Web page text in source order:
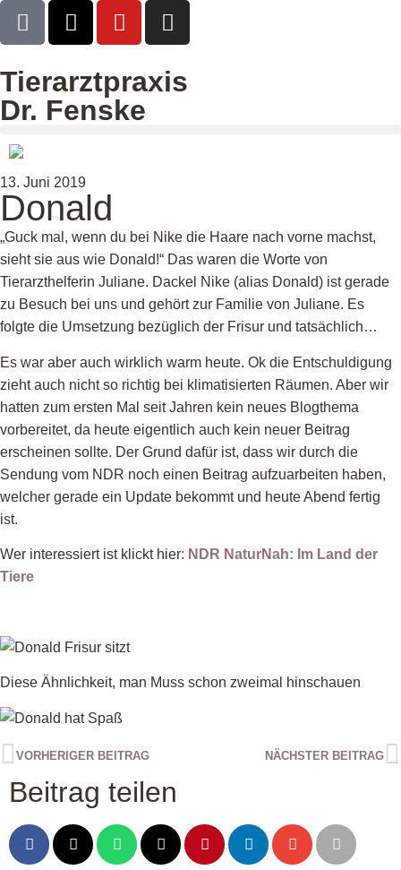
Tierarztpraxis
Dr. Fenske
13. Juni 2019
Donald
„Guck mal, wenn du bei Nike die Haare nach vorne machst,
sieht sie aus wie Donald!“ Das waren die Worte von
Tierarzthelferin Juliane. Dackel Nike (alias Donald) ist gerade
zu Besuch bei uns und gehört zur Familie von Juliane. Es
folgte die Umsetzung bezüglich der Frisur und tatsächlich…
Es war aber auch wirklich warm heute. Ok die Entschuldigung
zieht auch nicht so richtig bei klimatisierten Räumen. Aber wir
hatten zum ersten Mal seit Jahren kein neues Blogthema
vorbereitet, da heute eigentlich auch kein neuer Beitrag
erscheinen sollte. Der Grund dafür ist, dass wir durch die
Sendung vom NDR noch einen Beitrag aufzuarbeiten haben,
welcher gerade ein Update bekommt und heute Abend fertig
ist.
Wer interessiert ist klickt hier: NDR NaturNah: Im Land der
Tiere
Diese Ähnlichkeit, man Muss schon zweimal hinschauen
VORHERIGER BEITRAG NÄCHSTER BEITRAG
Beitrag teilen